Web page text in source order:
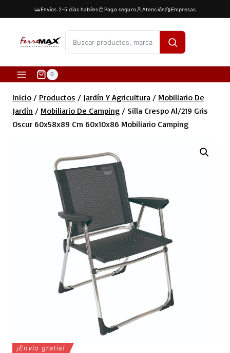
al
contenido
Envíos 2-5 días habíles Pago seguro Atención Empresas
0
Inicio / Productos / Jardín Y Agricultura / Mobiliario De
Jardín / Mobiliario De Camping / Silla Crespo Al/219 Gris
Oscur 60x58x89 Cm 60x10x86 Mobiliario Camping
¡Envio gratis!